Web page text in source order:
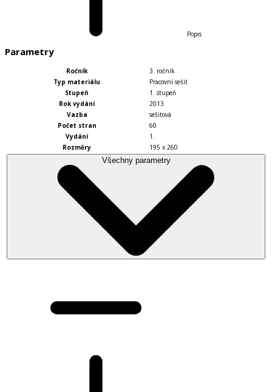
Popis
Parametry
Ročník
3. ročník
Typ materiálu
Pracovní sešit
Stupeň
1. stupeň
Rok vydání
2013
Vazba
sešitová
Počet stran
60
Vydání
1.
Rozměry
195 x 260
Všechny parametry